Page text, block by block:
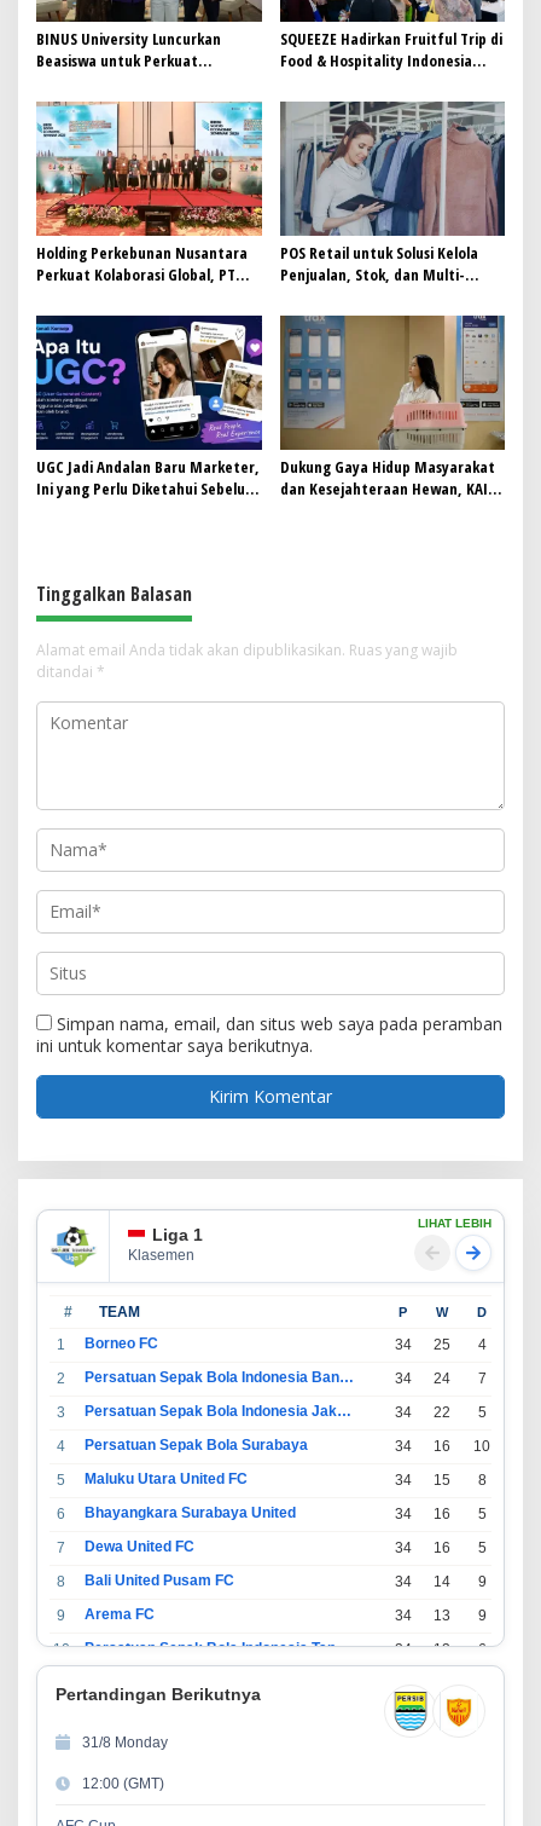
s
BINUS University Luncurkan
Beasiswa untuk Perkuat
Bedampak bagi Indonesia
SQUEEZE Hadirkan Fruitful Trip di
Food & Hospitality Indonesia
yang Menghubungkan Inovasi,
Pengalaman, dan Pertumbuhan
Bersama
Holding Perkebunan Nusantara
Perkuat Kolaborasi Global, PT
Seminar 2026
POS Retail untuk Solusi Kelola
Penjualan, Stok, dan Multi-
UGC Jadi Andalan Baru Marketer,
Ini yang Perlu Diketahui Sebelum
Dukung Gaya Hidup Masyarakat
dan Kesejahteraan Hewan, KAI
Tinggalkan Balasan
Alamat email Anda tidak akan dipublikasikan. Ruas yang wajib
ditandai *
Simpan nama, email, dan situs web saya pada peramban
ini untuk komentar saya berikutnya.
Liga 1
Klasemen
LIHAT LEBIH
# TEAM P W D
1 Borneo FC 34 25 4
2
Persatuan Sepak Bola Indonesia Bandung 34 24 7
3
Persatuan Sepak Bola Indonesia Jakarta 34 22 5
4
Persatuan Sepak Bola Surabaya 34 16 10
5
Maluku Utara United FC 34 15 8
6
Bhayangkara Surabaya United 34 16 5
7
Dewa United FC 34 16 5
8
Bali United Pusam FC 34 14 9
9
Arema FC 34 13 9
10
Persatuan Sepak Bola Indonesia Tangerang 34 13 6
34 11
13
14
Madura United FC
15
Persatuan Sepakbola Makassar
Pertandingan Berikutnya
31/8 Monday
12:00 (GMT)